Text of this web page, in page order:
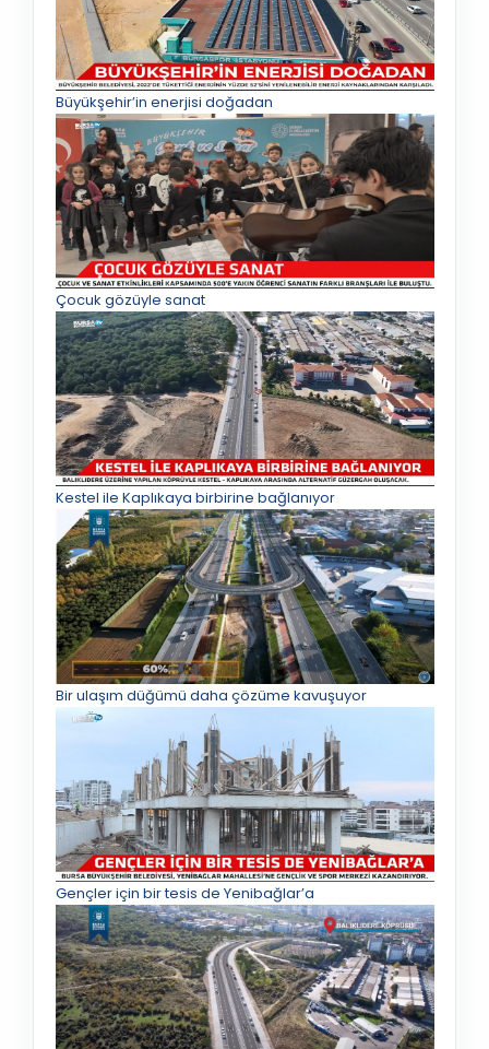
Büyükşehir’in enerjisi doğadan
Çocuk gözüyle sanat
Kestel ile Kaplıkaya birbirine bağlanıyor
Bir ulaşım düğümü daha çözüme kavuşuyor
Gençler için bir tesis de Yenibağlar’a